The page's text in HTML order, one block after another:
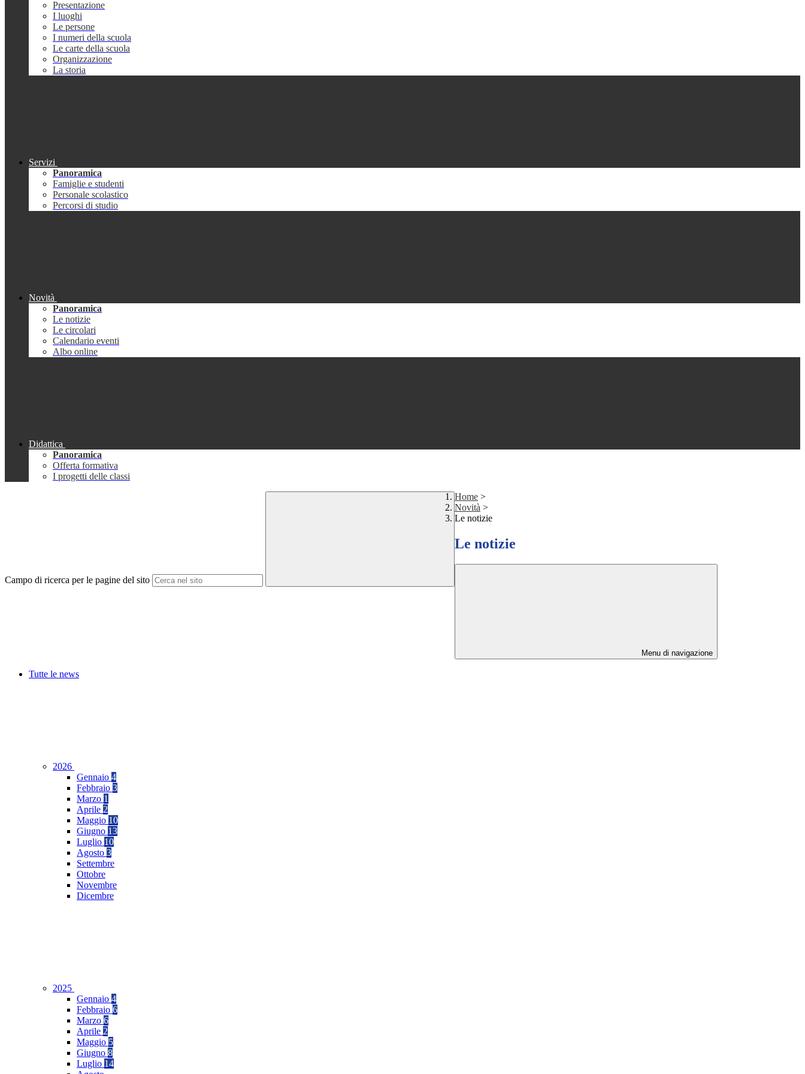
Presentazione
I luoghi
Le persone
I numeri della scuola
Le carte della scuola
Organizzazione
La storia
Servizi
Panoramica
Famiglie e studenti
Personale scolastico
Percorsi di studio
Novità
Panoramica
Le notizie
Le circolari
Calendario eventi
Albo online
Didattica
Panoramica
Offerta formativa
I progetti delle classi
Campo di ricerca per le pagine del sito
Home >
Novità >
Le notizie
Le notizie
Menu di navigazione
Tutte le news
2026
Gennaio 4
Febbraio 3
Marzo 1
Aprile 2
Maggio 10
Giugno 13
Luglio 10
Agosto 3
Settembre
Ottobre
Novembre
Dicembre
2025
Gennaio 4
Febbraio 6
Marzo 6
Aprile 2
Maggio 5
Giugno 8
Luglio 14